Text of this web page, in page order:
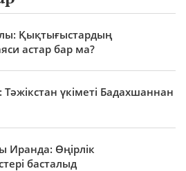
Қықтығыстардың
астар бар ма?
үкіметі Бадахшаннан
Иранда: Өңірлік
басталыд